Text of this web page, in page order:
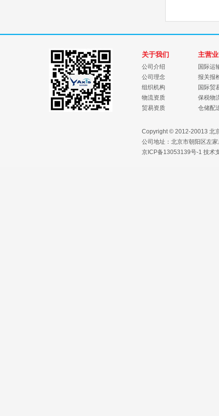
关于我们
公司介绍
公司理念
组织机构
物流资质
贸易资质
主营
国际运
报关报
国际贸
保税物
仓储配
Copyright © 2012-20013 北
公司地址：北京市朝阳区左
京ICP备13053139号-1 技术